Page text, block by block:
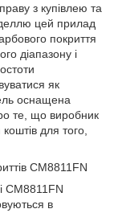
з купівлею та
цей прилад
покриття
діапазону і
як
оснащена
те, що виробник
для того,
CM8811FN
CM8811FN
в